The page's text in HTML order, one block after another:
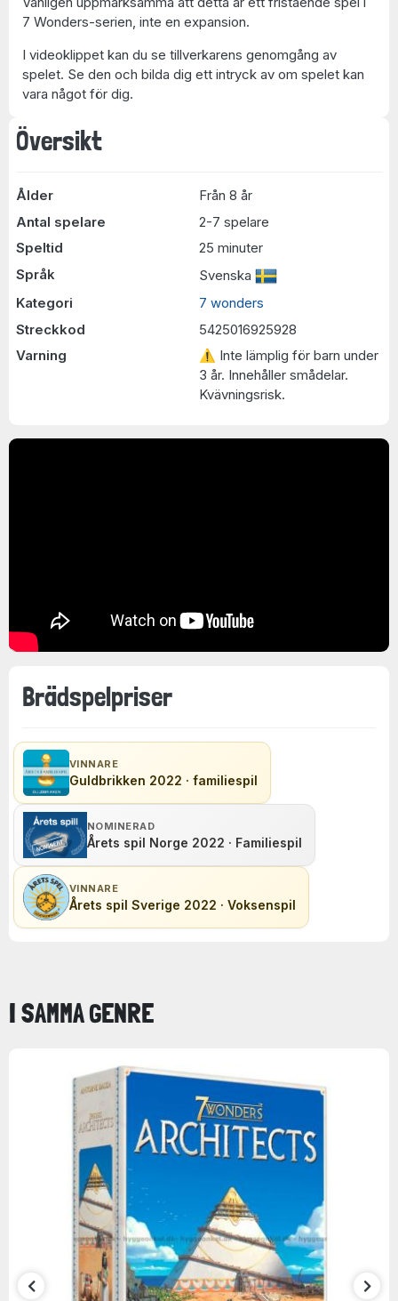
Översikt
Ålder
Från 8 år
Antal spelare
2-7 spelare
Speltid
25 minuter
Språk
Svenska
Kategori
7 wonders
Streckkod
5425016925928
Varning
⚠ Inte lämplig för barn under
3 år. Innehåller smådelar.
Kvävningsrisk.
Brädspelpriser
VINNARE
Guldbrikken 2022 · familiespil
NOMINERAD
Årets spil Norge 2022 · Familiespil
VINNARE
Årets spil Sverige 2022 · Voksenspil
7 Wonders-serien, inte en expansion.
I videoklippet kan du se tillverkarens genomgång av
spelet. Se den och bilda dig ett intryck av om spelet kan
vara något för dig.
I SAMMA GENRE